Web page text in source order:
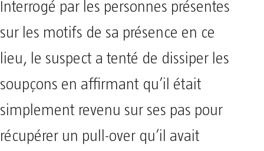
Interrogé par les personnes présentes
sur les motifs de sa présence en ce
lieu, le suspect a tenté de dissiper les
soupçons en affirmant qu’il était
simplement revenu sur ses pas pour
récupérer un pull-over qu’il avait